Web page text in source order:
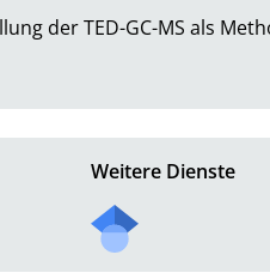
der TED-GC-MS als
Weitere Dienste